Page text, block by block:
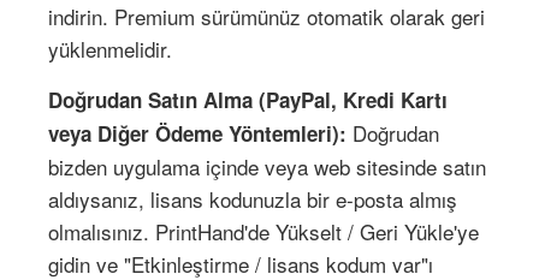
indirin. Premium sürümünüz otomatik olarak geri
yüklenmelidir.
Doğrudan Satın Alma (PayPal, Kredi Kartı
veya Diğer Ödeme Yöntemleri): Doğrudan
bizden uygulama içinde veya web sitesinde satın
aldıysanız, lisans kodunuzla bir e-posta almış
olmalısınız. PrintHand'de Yükselt / Geri Yükle'ye
gidin ve "Etkinleştirme / lisans kodum var"ı